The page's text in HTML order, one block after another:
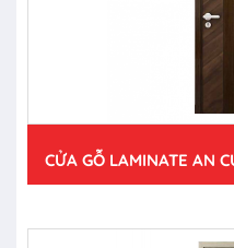
CỬA GỖ LAMINATE AN